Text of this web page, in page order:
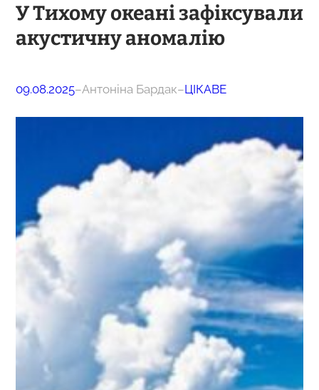
У Тихому океані зафіксували
акустичну аномалію
09.08.2025–Антоніна Бардак–ЦІКАВЕ